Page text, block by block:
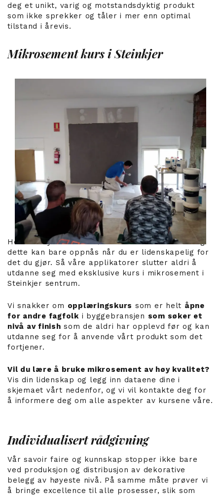
deg et unikt, varig og motstandsdyktig produkt
som ikke sprekker og tåler i mer enn optimal
tilstand i årevis.
Mikrosement kurs i Steinkjer
Hos Luxury Concrete søker vi etter excellence og
dette kan bare oppnås når du er lidenskapelig for
det du gjør. Så våre applikatorer slutter aldri å
utdanne seg med eksklusive kurs i mikrosement i
Steinkjer sentrum.
Vi snakker om opplæringskurs som er helt åpne
for andre fagfolki byggebransjen som søker et
nivå av finish som de aldri har opplevd før og kan
utdanne seg for å anvende vårt produkt som det
fortjener.
Vil du lære å bruke mikrosement av høy kvalitet?
Vis din lidenskap og legg inn dataene dine i
skjemaet vårt nedenfor, og vi vil kontakte deg for
å informere deg om alle aspekter av kursene våre.
Individualisert rådgivning
Vår savoir faire og kunnskap stopper ikke bare
ved produksjon og distribusjon av dekorative
belegg av høyeste nivå. På samme måte prøver vi
å bringe excellence til alle prosesser, slik som